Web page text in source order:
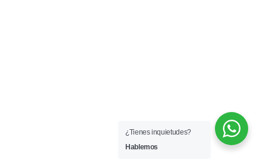
¿Tienes inquietudes?
Hablemos